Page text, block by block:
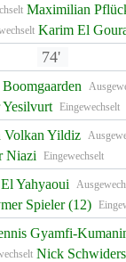
Maximilian
Karim El
74'
Eingewechselt
Yesilvurt
Volkan Yildiz
Eingewechselt
Niazi
Yahyaoui
Spieler (12)
Gyamfi-
Nick